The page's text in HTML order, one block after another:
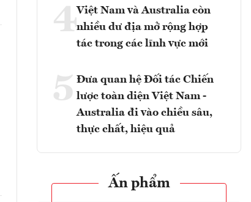
4Việt Nam và Australia còn
nhiều dư địa mở rộng hợp
tác trong các lĩnh vực mới
5 Đưa quan hệ Đối tác Chiến
lược toàn diện Việt Nam -
Australia đi vào chiều sâu,
thực chất, hiệu quả
Ấn phẩm